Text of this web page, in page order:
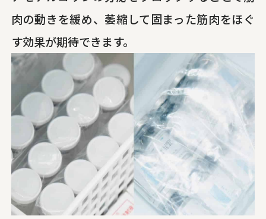
肉の動きを緩め、萎縮して固まった筋肉をほぐ
す効果が期待できます。